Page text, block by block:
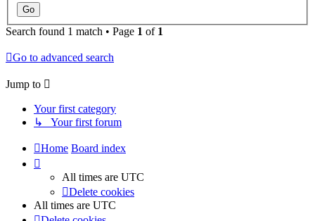
Search found 1 match • Page 1 of 1
Go to advanced search
Jump to
Your first category
↳ Your first forum
Home Board index
All times are UTC
Delete cookies
All times are UTC